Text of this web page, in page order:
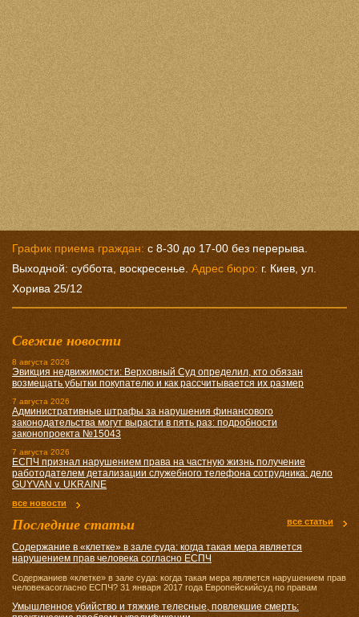
График приема граждан: с 8-30 до 17-00 без перерыва.
Выходной: суббота, воскресенье. Адрес бюро: г. Киев, ул.
Хорива 25/12
Свежие новости
8 августа 2026
Эвикция недвижимости: Верховный Суд определил, кто обязан
возмещать убытки покупателю и как рассчитывается их размер
7 августа 2026
Административные штрафы за нарушения финансового
законодательства могут вырасти в пять раз: подробности
законопроекта №15043
7 августа 2026
ЕСПЧ признал нарушением права на частную жизнь получение
работодателем детализации служебного телефона сотрудника: дело
GUYVAN v. UKRAINE
все новости
Последние статьи все статьи
Содержание в «клетке» в зале суда: когда такая мера является
нарушением прав человека согласно ЕСПЧ
Содержаниев «клетке» в зале суда: когда такая мера является нарушением прав
человекасогласно ЕСПЧ? 31 января 2017 года Европейскийсуд по правам
Умышленное убийство и тяжкие телесные, повлекшие смерть: